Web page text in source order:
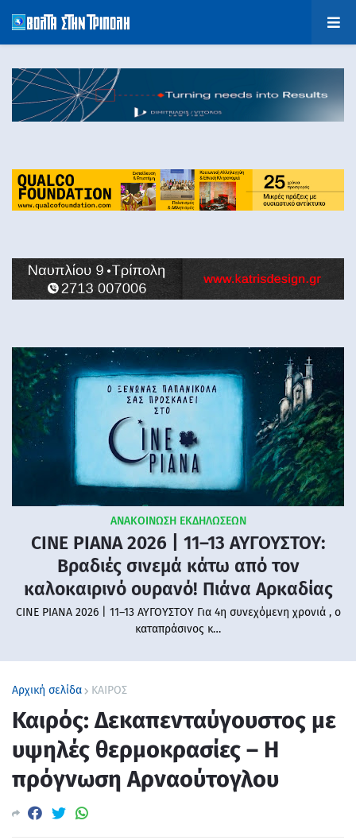
ΑΝΑΚΟΙΝΩΣΗ ΕΚΔΗΛΩΣΕΩΝ
CINE PIANA 2026 | 11–13 ΑΥΓΟΥΣΤΟΥ:
Βραδιές σινεμά κάτω από τον
καλοκαιρινό ουρανό! Πιάνα Αρκαδίας
CINE PIANA 2026 | 11–13 ΑΥΓΟΥΣΤΟΥ Για 4η συνεχόμενη χρονιά , ο
καταπράσινος κ…
Αρχική σελίδα ΚΑΙΡΟΣ
Καιρός: Δεκαπενταύγουστος με
υψηλές θερμοκρασίες – Η
πρόγνωση Αρναούτογλου